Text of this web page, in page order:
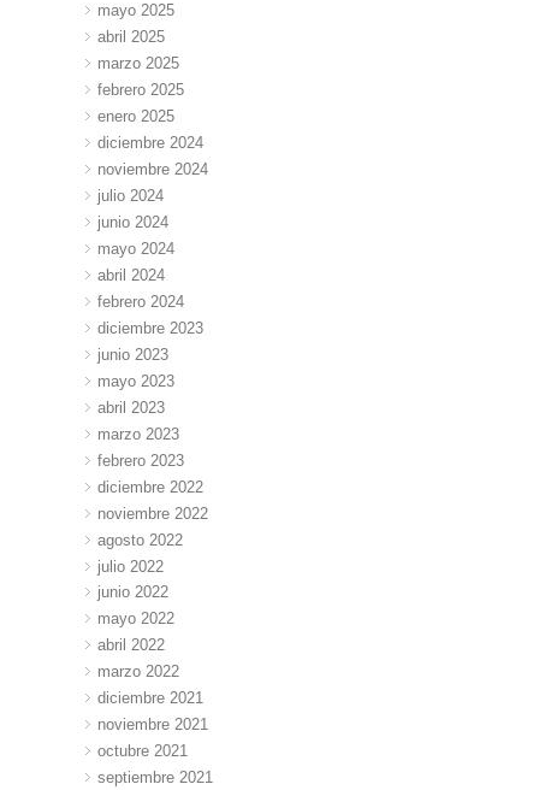
mayo 2025
abril 2025
marzo 2025
febrero 2025
enero 2025
diciembre 2024
noviembre 2024
julio 2024
junio 2024
mayo 2024
abril 2024
febrero 2024
diciembre 2023
junio 2023
mayo 2023
abril 2023
marzo 2023
febrero 2023
diciembre 2022
noviembre 2022
agosto 2022
julio 2022
junio 2022
mayo 2022
abril 2022
marzo 2022
diciembre 2021
noviembre 2021
octubre 2021
septiembre 2021